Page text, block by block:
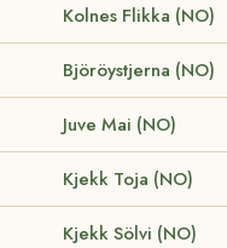
Kolnes Flikka (NO)
Björöystjerna (NO)
Juve Mai (NO)
Kjekk Toja (NO)
Kjekk Sölvi (NO)